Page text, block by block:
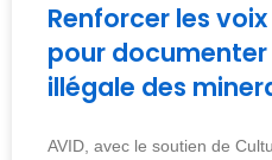
Renforcer les
pour
illégale des
AVID, avec le soutien de